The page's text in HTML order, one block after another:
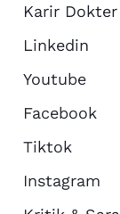
Karir
Linkedin
Youtube
Facebook
Tiktok
Instagram